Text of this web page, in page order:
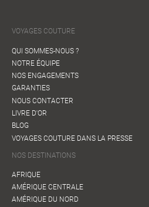
VOYAGES COUTURE
QUI SOMMES-NOUS ?
NOTRE ÉQUIPE
NOS ENGAGEMENTS
GARANTIES
NOUS CONTACTER
LIVRE D'OR
BLOG
VOYAGES COUTURE DANS LA PRESSE
NOS DESTINATIONS
AFRIQUE
AMÉRIQUE CENTRALE
AMÉRIQUE DU NORD